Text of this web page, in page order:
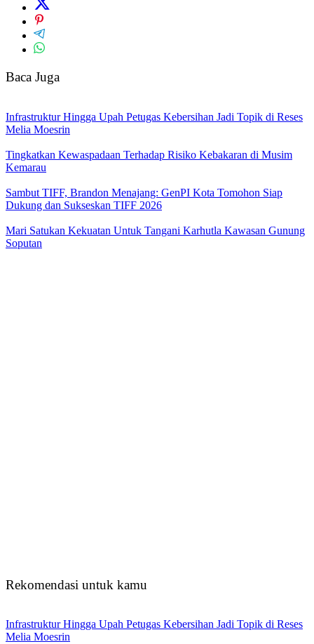
Baca Juga
Infrastruktur Hingga Upah Petugas Kebersihan Jadi Topik di Reses
Melia Moesrin
Tingkatkan Kewaspadaan Terhadap Risiko Kebakaran di Musim
Kemarau
Sambut TIFF, Brandon Menajang: ​GenPI Kota Tomohon Siap
Dukung dan Sukseskan TIFF 2026
Mari Satukan Kekuatan Untuk Tangani Karhutla Kawasan Gunung
Soputan
Rekomendasi untuk kamu
Infrastruktur Hingga Upah Petugas Kebersihan Jadi Topik di Reses
Melia Moesrin